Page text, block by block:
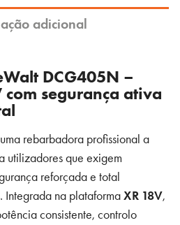
adicional
DCG405N –
com segurança ativa
rebarbadora profissional a
utilizadores que exigem
reforçada e total
Integrada na plataformaXR 18V,
consistente, controlo